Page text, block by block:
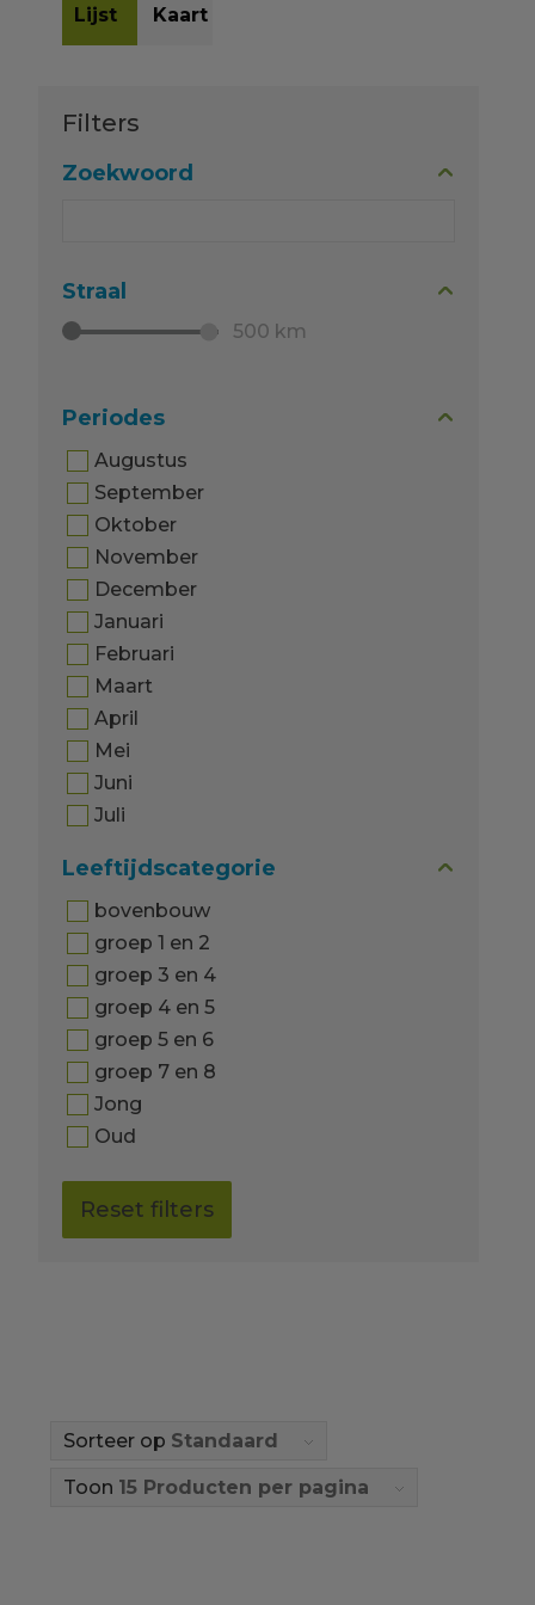
Sorteer op Standaard
Toon 15 Producten per pagina
Filters
Zoekwoord
Straal
500 km
Periodes
Augustus
September
Oktober
November
December
Januari
Februari
Maart
April
Mei
Juni
Juli
Leeftijdscategorie
bovenbouw
groep 1 en 2
groep 3 en 4
groep 4 en 5
groep 5 en 6
groep 7 en 8
Jong
Oud
Reset filters